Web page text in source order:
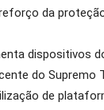
da
dispositivos
do Supremo
de